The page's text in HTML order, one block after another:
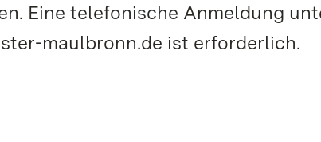
Eine telefonische Anmeldung
maulbronn.de ist erforderlich.